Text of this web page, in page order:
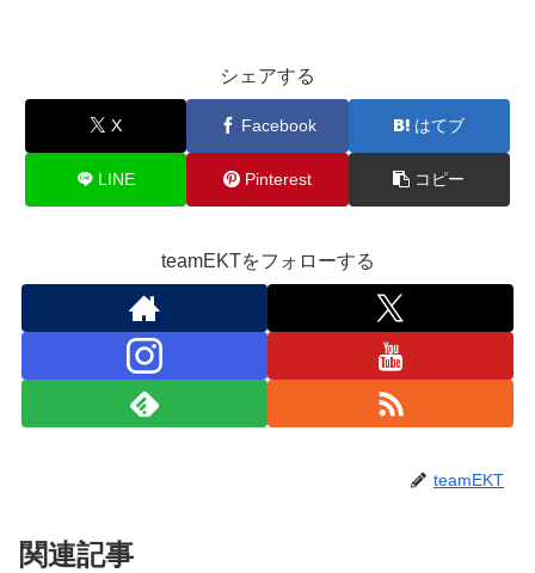
シェアする
X Facebook はてブ
LINE Pinterest コピー
teamEKTをフォローする
teamEKT
関連記事